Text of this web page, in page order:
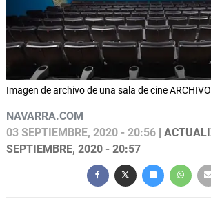
Imagen de archivo de una sala de cine ARCHIVO
NAVARRA.COM
03 SEPTIEMBRE, 2020 - 20:56 |
SEPTIEMBRE, 2020 - 20:57